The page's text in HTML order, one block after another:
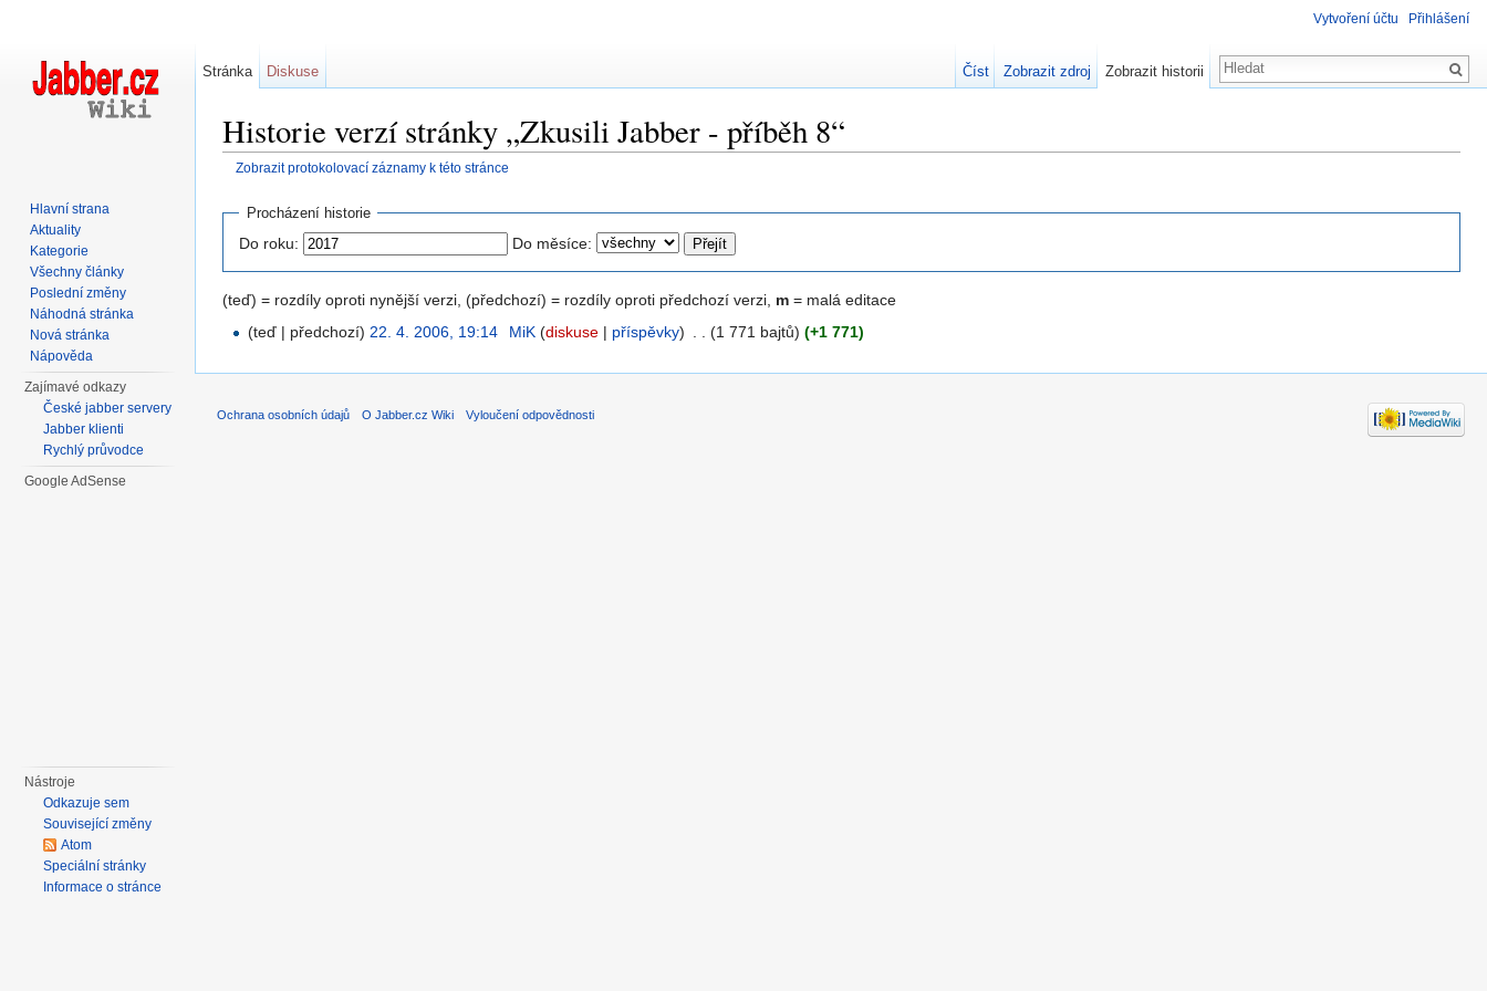
Historie verzí stránky „Zkusili Jabber - příběh 8“
Zobrazit protokolovací záznamy k této stránce
Procházení historie
Do roku: Do měsíce:
(teď) = rozdíly oproti nynější verzi, (předchozí) = rozdíly oproti předchozí verzi, m = malá editace
(teď | předchozí) 22. 4. 2006, 19:14 MiK (diskuse| příspěvky) (1 771 bajtů) (+1 771)
Vytvoření účtu Přihlášení
Stránka Diskuse Číst Zobrazit zdroj Zobrazit historii
Hlavní strana
Aktuality
Kategorie
Všechny články
Poslední změny
Náhodná stránka
Nová stránka
Nápověda
Zajímavé odkazy
České jabber servery
Jabber klienti
Rychlý průvodce
Google AdSense
Nástroje
Odkazuje sem
Související změny
Atom
Speciální stránky
Informace o stránce
Ochrana osobních údajů O Jabber.cz Wiki Vyloučení odpovědnosti